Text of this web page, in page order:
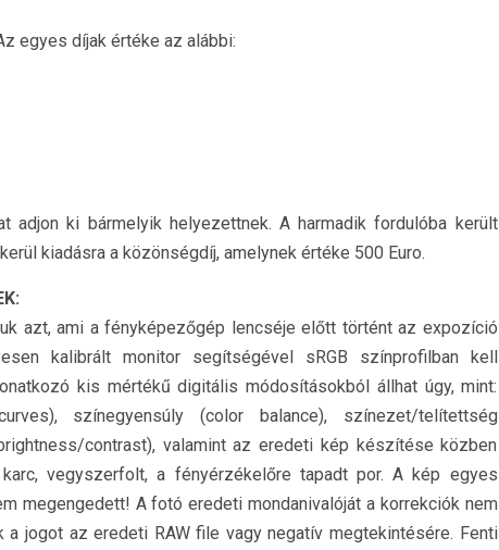
egyes díjak értéke az alábbi:
adjon ki bármelyik helyezettnek. A harmadik fordulóba került
kiadásra a közönségdíj, amelynek értéke 500 Euro.
azt, ami a fényképezőgép lencséje előtt történt az expozíció
kalibrált monitor segítségével sRGB színprofilban kell
kis mértékű digitális módosításokból állhat úgy, mint:
színegyensúly (color balance), színezet/telítettség
contrast), valamint az eredeti kép készítése közben
vegyszerfolt, a fényérzékelőre tapadt por. A kép egyes
megengedett! A fotó eredeti mondanivalóját a korrekciók nem
a jogot az eredeti RAW file vagy negatív megtekintésére. Fenti